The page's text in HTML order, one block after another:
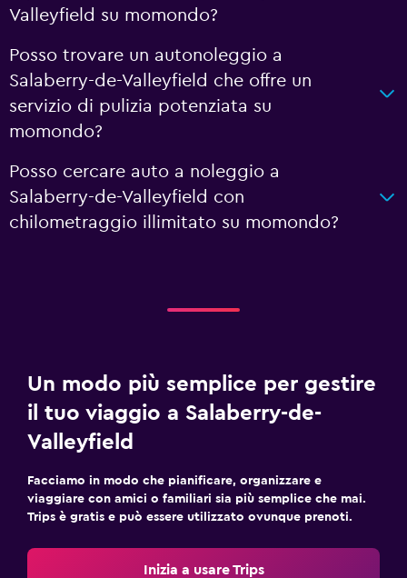
Valleyfield su momondo?
Posso trovare un autonoleggio a
Salaberry-de-Valleyfield che offre un
servizio di pulizia potenziata su
momondo?
Posso cercare auto a noleggio a
Salaberry-de-Valleyfield con
chilometraggio illimitato su momondo?
Un modo più semplice per gestire
il tuo viaggio a Salaberry-de-
Valleyfield
Facciamo in modo che pianificare, organizzare e
viaggiare con amici o familiari sia più semplice che mai.
Trips è gratis e può essere utilizzato ovunque prenoti.
Inizia a usare Trips